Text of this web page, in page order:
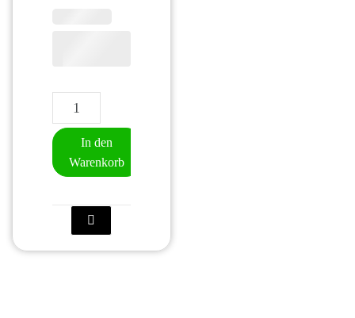
Grün's Vesperlaible Menge
In den
Warenkorb